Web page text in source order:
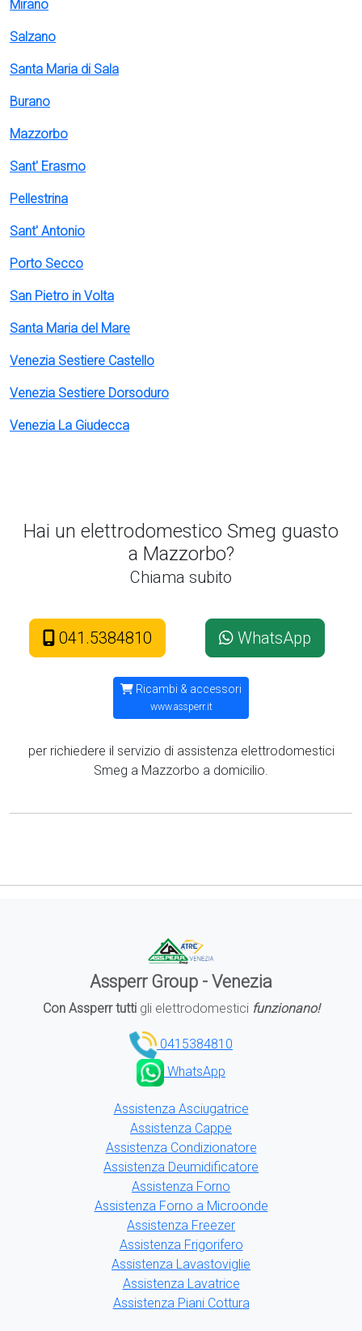
Mirano
Salzano
Santa Maria di Sala
Burano
Mazzorbo
Sant' Erasmo
Pellestrina
Sant' Antonio
Porto Secco
San Pietro in Volta
Santa Maria del Mare
Venezia Sestiere Castello
Venezia Sestiere Dorsoduro
Venezia La Giudecca
Hai un elettrodomestico Smeg guasto
a Mazzorbo?
Chiama subito
041.5384810 WhatsApp
Ricambi & accessori
www.assperr.it
per richiedere il servizio di assistenza elettrodomestici
Smeg a Mazzorbo a domicilio.
Assperr Group - Venezia
Con Assperr tuttigli elettrodomestici funzionano!
0415384810
WhatsApp
Assistenza Asciugatrice
Assistenza Cappe
Assistenza Condizionatore
Assistenza Deumidificatore
Assistenza Forno
Assistenza Forno a Microonde
Assistenza Freezer
Assistenza Frigorifero
Assistenza Lavastoviglie
Assistenza Lavatrice
Assistenza Piani Cottura